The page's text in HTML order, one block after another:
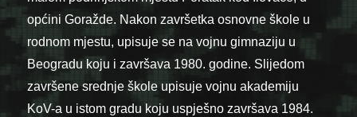
općini Goražde. Nakon završetka osnovne škole u
rodnom mjestu, upisuje se na vojnu gimnaziju u
Beogradu koju i završava 1980. godine. Slijedom
završene srednje škole upisuje vojnu akademiju
KoV-a u istom gradu koju uspješno završava 1984.